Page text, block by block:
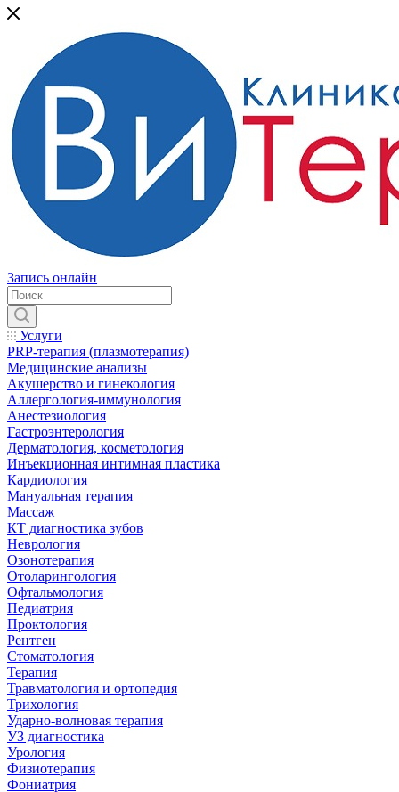
Запись онлайн
Услуги
PRP-терапия (плазмотерапия)
Медицинские анализы
Акушерство и гинекология
Аллергология-иммунология
Анестезиология
Гастроэнтерология
Дерматология, косметология
Инъекционная интимная пластика
Кардиология
Мануальная терапия
Массаж
КТ диагностика зубов
Неврология
Озонотерапия
Отоларингология
Офтальмология
Педиатрия
Проктология
Рентген
Стоматология
Терапия
Травматология и ортопедия
Трихология
Ударно-волновая терапия
УЗ диагностика
Урология
Физиотерапия
Фониатрия